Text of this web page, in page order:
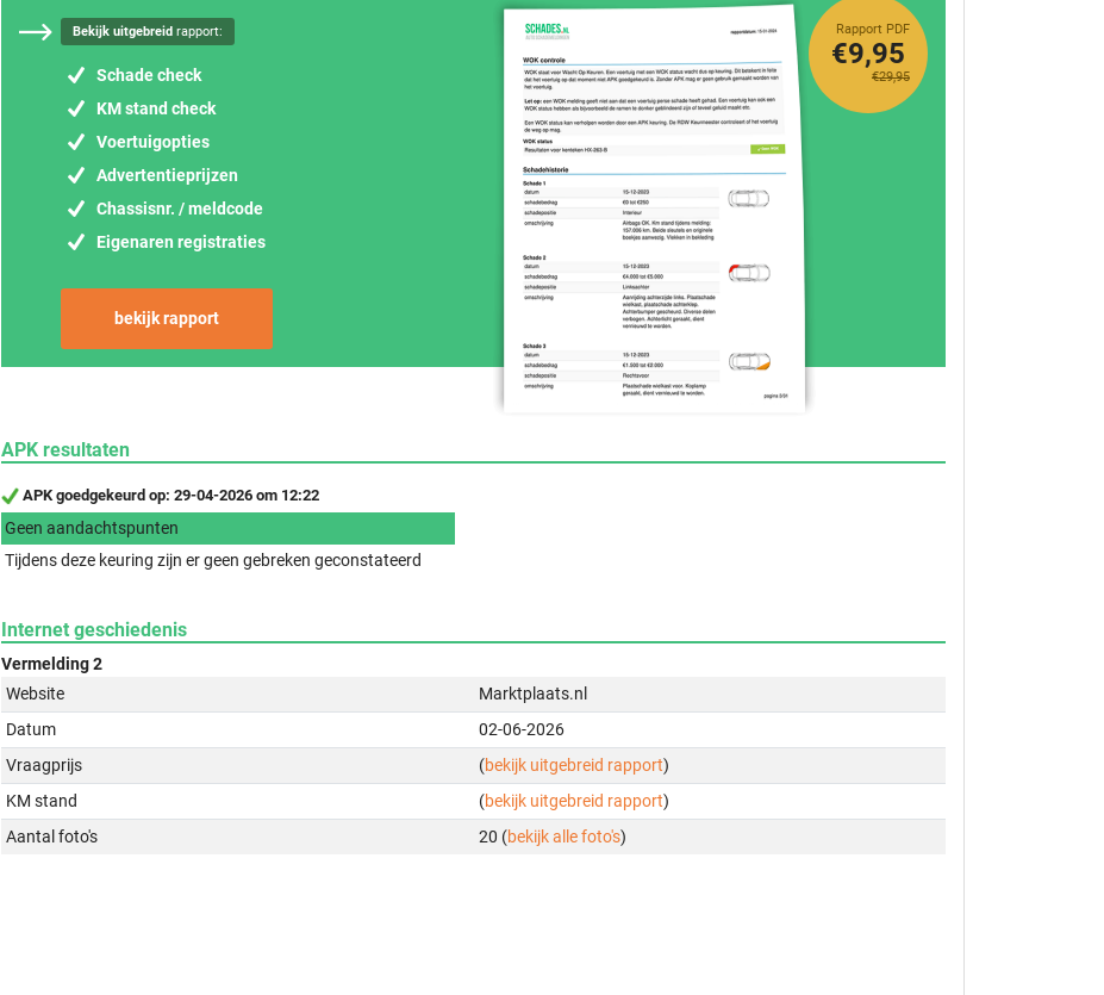
Bekijk uitgebreid rapport:
Schade check
KM stand check
Voertuigopties
Advertentieprijzen
Chassisnr. / meldcode
Eigenaren registraties
bekijk rapport
Rapport PDF
€29,95
€9,95
APK resultaten
APK goedgekeurd op: 29-04-2026 om 12:22
Geen aandachtspunten
Tijdens deze keuring zijn er geen gebreken geconstateerd
Internet geschiedenis
Vermelding 2
Website
Marktplaats.nl
Datum
02-06-2026
Vraagprijs
(bekijk uitgebreid rapport)
KM stand
(bekijk uitgebreid rapport)
Aantal foto's
20 (bekijk alle foto's)